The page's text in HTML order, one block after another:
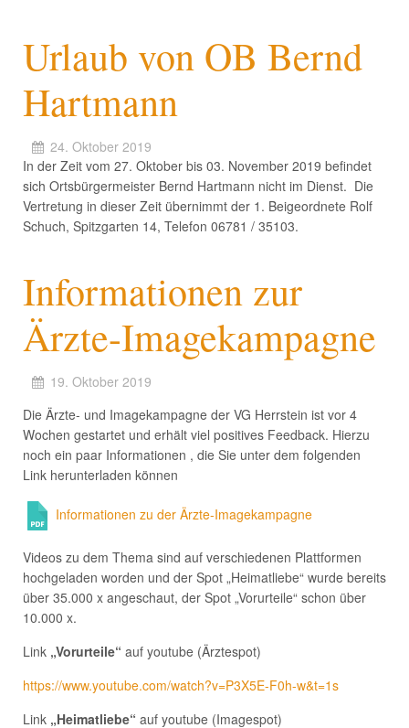
Urlaub von OB Bernd
Hartmann
24. Oktober 2019
In der Zeit vom 27. Oktober bis 03. November 2019 befindet
sich Ortsbürgermeister Bernd Hartmann nicht im Dienst. Die
Vertretung in dieser Zeit übernimmt der 1. Beigeordnete Rolf
Schuch, Spitzgarten 14, Telefon 06781 / 35103.
Informationen zur
Ärzte-Imagekampagne
19. Oktober 2019
Die Ärzte- und Imagekampagne der VG Herrstein ist vor 4
Wochen gestartet und erhält viel positives Feedback. Hierzu
noch ein paar Informationen , die Sie unter dem folgenden
Link herunterladen können
Informationen zu der Ärzte-Imagekampagne
Videos zu dem Thema sind auf verschiedenen Plattformen
hochgeladen worden und der Spot „Heimatliebe“ wurde bereits
über 35.000 x angeschaut, der Spot „Vorurteile“ schon über
10.000 x.
Link „Vorurteile“ auf youtube (Ärztespot)
https://www.youtube.com/watch?v=P3X5E-F0h-w&t=1s
Link „Heimatliebe“ auf youtube (Imagespot)